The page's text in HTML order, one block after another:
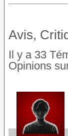
Avis,
Il y a 33
Opinions